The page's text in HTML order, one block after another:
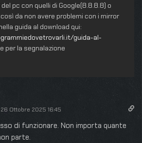
pc con quelli di Google(8.8.8.8) o
così da non avere problemi con i mirror
guida al download qui:
guida-al-
per la segnalazione
26 Ottobre 2025 16:45
di funzionare. Non importa quante
parte.